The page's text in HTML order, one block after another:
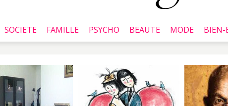
Baya.tn
SOCIETE FAMILLE PSYCHO BEAUTE MODE BIEN-